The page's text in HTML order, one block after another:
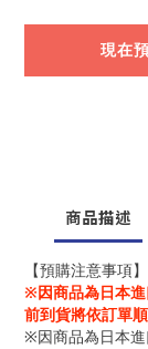
現在
商品描述
【預購注意事項】
※因商品為日本進
前到貨將依訂單
※因商品為日本進